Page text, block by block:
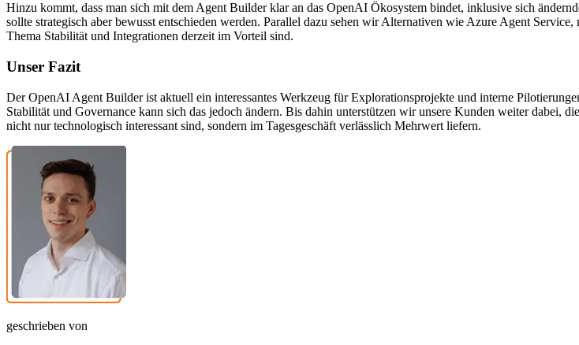
Hinzu kommt, dass man sich mit dem Agent Builder klar an das OpenAI Ökosystem bindet, inklusive sich
sollte strategisch aber bewusst entschieden werden. Parallel dazu sehen wir Alternativen wie Azure Agent
Thema Stabilität und Integrationen derzeit im Vorteil sind.
Unser Fazit
Der OpenAI Agent Builder ist aktuell ein interessantes Werkzeug für Explorationsprojekte und interne
Stabilität und Governance kann sich das jedoch ändern. Bis dahin unterstützen wir unsere Kunden weiter dabei,
nicht nur technologisch interessant sind, sondern im Tagesgeschäft verlässlich Mehrwert liefern.
geschrieben von